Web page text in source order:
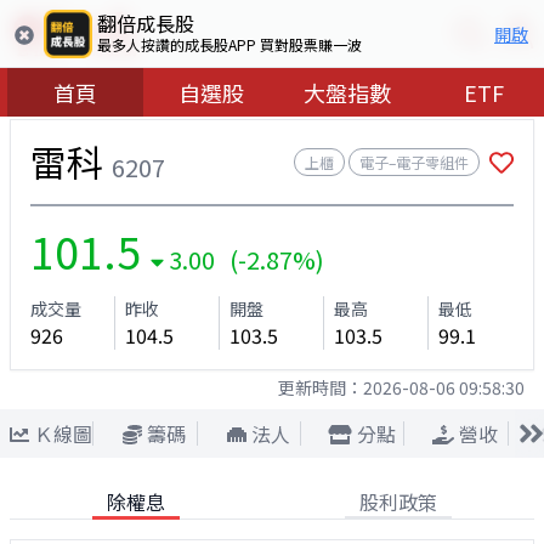
翻倍成長股
最多人按讚的成長股APP 買對股票賺一波 開啟
首頁 自選股 大盤指數 ETF
雷科 6207 上櫃 電子–電子零組件
101.5 3.00 (-2.87%)
成交量
926
昨收
104.5
開盤
103.5
最高
103.5
最低
99.1
更新時間： 2026-08-06 09:58:30
Ｋ線圖 籌碼 法人 分點 營收
除權息 股利政策